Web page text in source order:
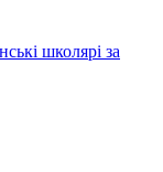
школярі за